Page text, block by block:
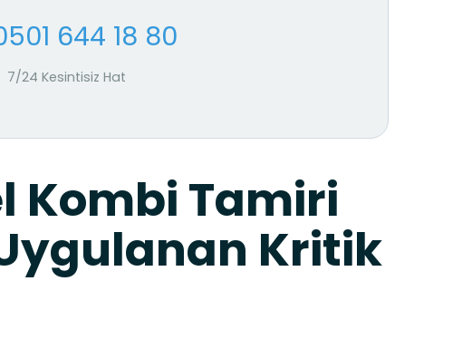
644 18 80
7/24 Kesintisiz Hat
Kombi Tamiri
Kritik